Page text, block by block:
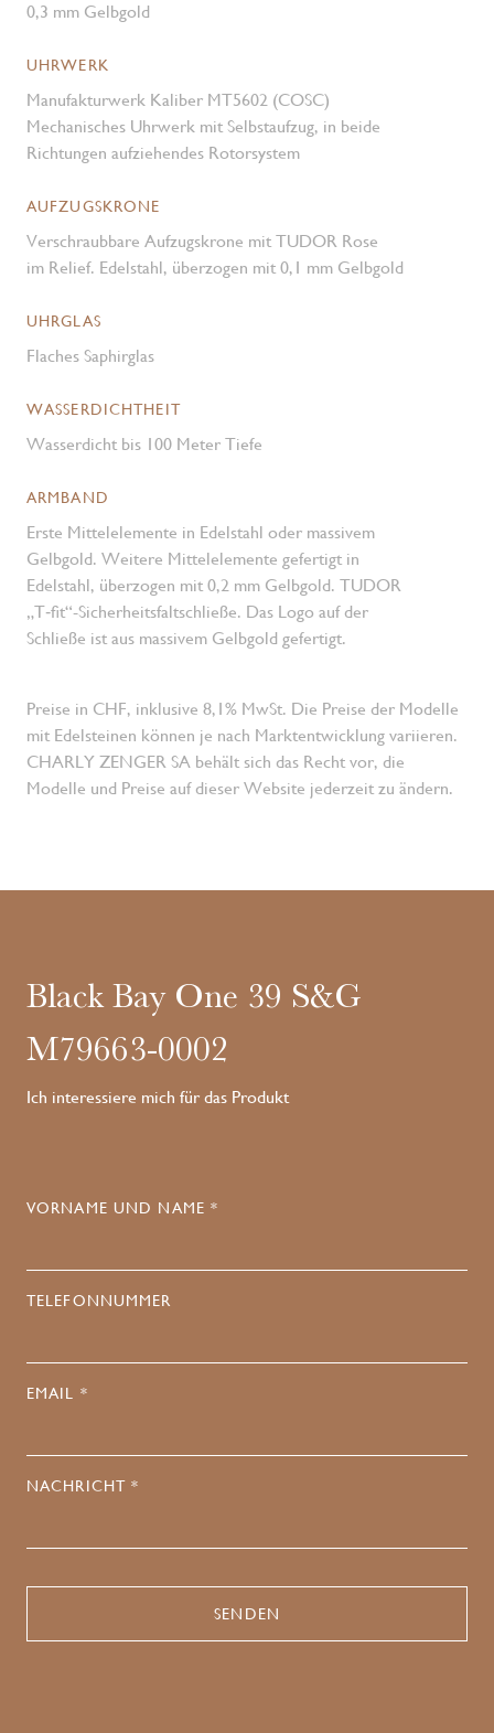
0,3 mm Gelbgold
UHRWERK
Manufakturwerk Kaliber MT5602 (COSC)
Mechanisches Uhrwerk mit Selbstaufzug, in beide
Richtungen aufziehendes Rotorsystem
AUFZUGSKRONE
Verschraubbare Aufzugskrone mit TUDOR Rose
im Relief. Edelstahl, überzogen mit 0,1 mm Gelbgold
UHRGLAS
Flaches Saphirglas
WASSERDICHTHEIT
Wasserdicht bis 100 Meter Tiefe
ARMBAND
Erste Mittelelemente in Edelstahl oder massivem
Gelbgold. Weitere Mittelelemente gefertigt in
Edelstahl, überzogen mit 0,2 mm Gelbgold. TUDOR
„T‑fit“-Sicherheits­faltschließe. Das Logo auf der
Schließe ist aus massivem Gelbgold gefertigt.
Preise in CHF, inklusive 8,1% MwSt. Die Preise der Modelle
mit Edelsteinen können je nach Marktentwicklung variieren.
CHARLY ZENGER SA behält sich das Recht vor, die
Modelle und Preise auf dieser Website jederzeit zu ändern.
Black Bay One 39 S&G
M79663-0002
Ich interessiere mich für das Produkt
VORNAME UND NAME *
TELEFONNUMMER
EMAIL *
NACHRICHT *